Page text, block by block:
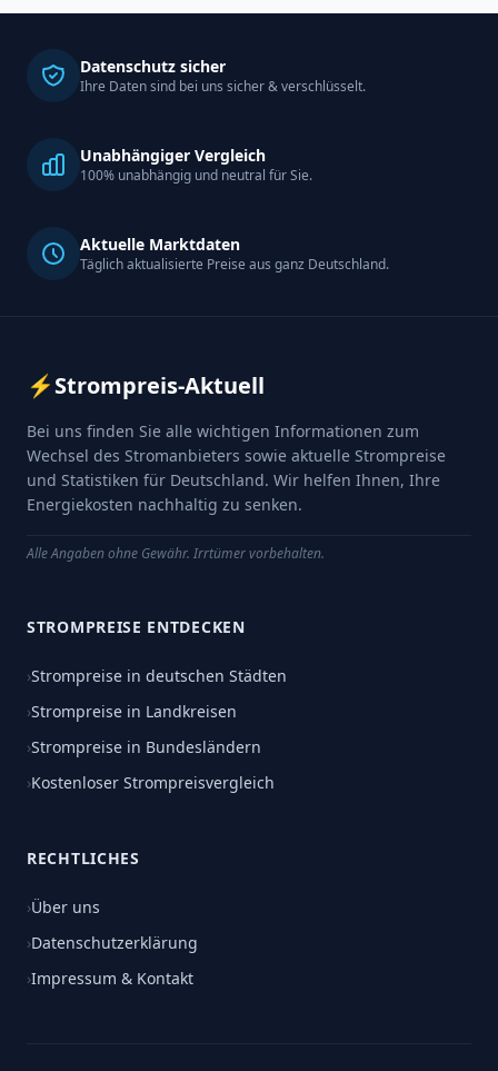
Datenschutz sicher
Ihre Daten sind bei uns sicher & verschlüsselt.
Unabhängiger Vergleich
100% unabhängig und neutral für Sie.
Aktuelle Marktdaten
Täglich aktualisierte Preise aus ganz Deutschland.
⚡Strompreis-Aktuell
Bei uns finden Sie alle wichtigen Informationen zum
Wechsel des Stromanbieters sowie aktuelle Strompreise
und Statistiken für Deutschland. Wir helfen Ihnen, Ihre
Energiekosten nachhaltig zu senken.
Alle Angaben ohne Gewähr. Irrtümer vorbehalten.
STROMPREISE ENTDECKEN
›Strompreise in deutschen Städten
›Strompreise in Landkreisen
›Strompreise in Bundesländern
›Kostenloser Strompreisvergleich
RECHTLICHES
›Über uns
›Datenschutzerklärung
›Impressum & Kontakt